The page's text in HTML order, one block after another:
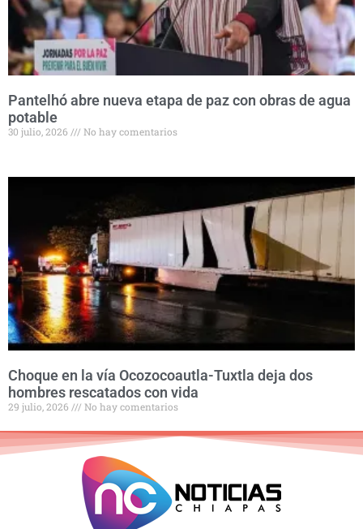
Pantelhó abre nueva etapa de paz con obras de agua
potable
30 julio, 2026 No hay comentarios
Choque en la vía Ocozocoautla-Tuxtla deja dos
hombres rescatados con vida
29 julio, 2026 No hay comentarios